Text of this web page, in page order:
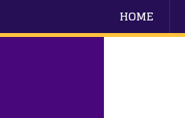
HOME